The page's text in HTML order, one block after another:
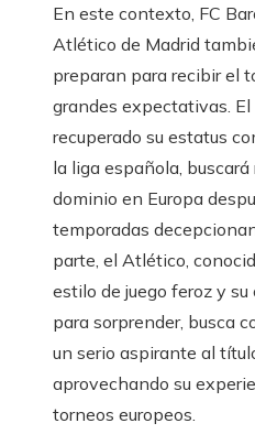
En este contexto, FC
Atlético de Madrid
preparan para recibir el
grandes expectativas. El
recuperado su estatus
la liga española, buscará
dominio en Europa
temporadas
parte, el Atlético,
estilo de juego feroz y su
para sorprender, busca
un serio aspirante al
aprovechando su
torneos europeos.